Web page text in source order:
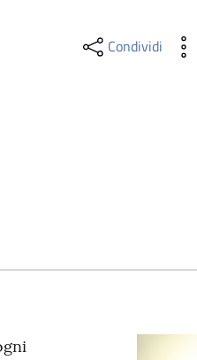
Condividi